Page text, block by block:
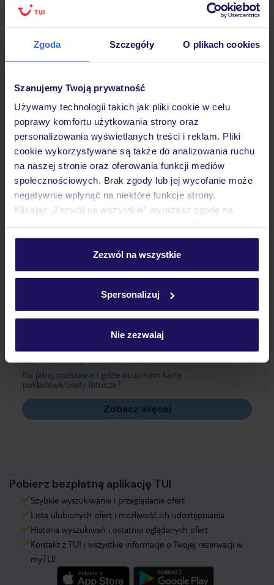
Zgoda Szczegóły O plikach cookies
Szanujemy Twoją prywatność
Używamy technologii takich jak pliki cookie w celu
poprawy komfortu użytkowania strony oraz
personalizowania wyświetlanych treści i reklam. Pliki
cookie wykorzystywane są także do analizowania ruchu
na naszej stronie oraz oferowania funkcji mediów
społecznościowych. Brak zgody lub jej wycofanie może
negatywnie wpłynąć na niektóre funkcje strony.
Klikając „Zezwól na wszystkie” wyrażasz zgodę na
personalizować swój wybór wchodząc w zakładkę
Szczegółowe informacje o plikach cookie znajdziesz
Zezwól na wszystkie
Spersonalizuj
Nie zezwalaj
Hotel
Opinie
Pokoje
Wyżywienie
Ważne informacje
Czy w Hotelu będzie przedstawiciel TUI?
Na jakiej podstawie i gdzie otrzymam karty
pokładowe/bilety lotnicze?
Zobacz więcej
Pobierz bezpłatną aplikację TUI
Szybkie wyszukiwanie i przeglądanie ofert
Lista ulubionych ofert i możliwość ich udostępniania
Historia wyszukiwań i ostatnio oglądanych ofert
Kontakt z TUI i wszystkie informacje o Twojej rezerwacji w
myTUI